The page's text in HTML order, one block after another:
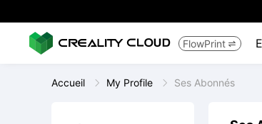
FlowPrint 
Accueil My Profile Ses Abonnés